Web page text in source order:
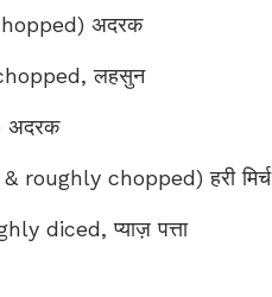
अदरक
लहसुन
अदरक
chopped) हरी मिर्च
diced, प्याज़ पत्ता